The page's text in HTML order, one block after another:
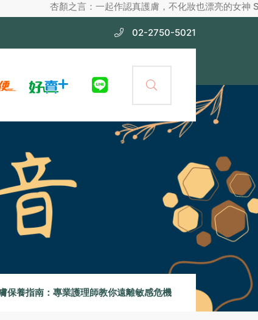
杏顏之言：一起作認真護膚，不化妝也漂亮的女神
02-2750-5021
保養指南：專業護理師教你遠離敏感危機